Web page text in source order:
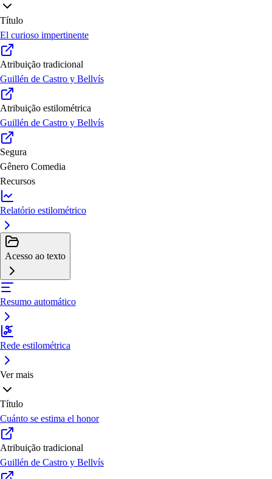
Título
El curioso impertinente
Atribuição tradicional
Guillén de Castro y Bellvís
Atribuição estilométrica
Guillén de Castro y Bellvís
Segura
Gênero Comedia
Recursos
Relatório estilométrico
Acesso ao texto
Resumo automático
Rede estilométrica
Ver mais
Título
Cuánto se estima el honor
Atribuição tradicional
Guillén de Castro y Bellvís